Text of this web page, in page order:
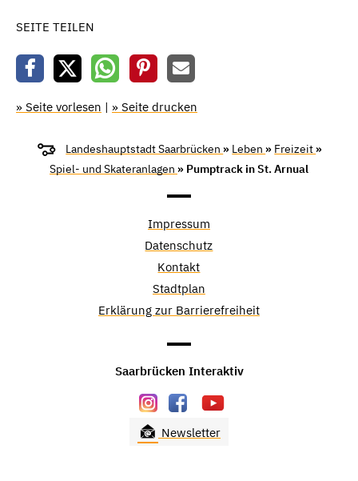
SEITE TEILEN
» Seite vorlesen | » Seite drucken
Landeshauptstadt Saarbrücken » Leben » Freizeit »
Spiel- und Skateranlagen » Pumptrack in St. Arnual
Impressum
Datenschutz
Kontakt
Stadtplan
Erklärung zur Barrierefreiheit
Saarbrücken Interaktiv
Newsletter